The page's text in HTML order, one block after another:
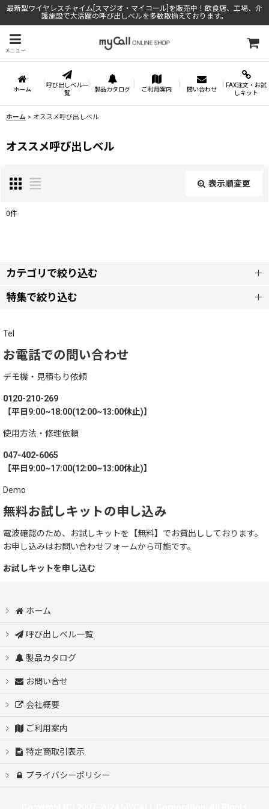
最新型ワイヤレスチャイム[スマジオ・マイコール]を販売中！飲食店、工場、介
護施設で大活躍の呼び出しベルを多数取揃えております。
メニュー
ホーム
呼び出しベル一
覧
製品カタログ ご利用案内 問い合わせ
FAX注文・お試
しキット
ホーム > オススメ呼び出しベル
オススメ呼び出しベル
表示順変更
並び順 :
0件
カテゴリで絞り込む
呼び出しベル 【単品】(フードコートタイプ)
代金の集計に
特集で絞り込む
ゲストレシーバー ZERO
硬貨選別計数機 コインカウンター
紙幣計数機 お札カウンター
ゲストレシーバー ZERO WHITE
ワイヤレスコールシステム WOLF
ゲストレシーバーZERO（Black/White）
WOLF
ZERO
Tel
お電話での問い合わせ
デモ機・見積もり依頼
0120-210-269
【平日9:00~18:00(12:00~13:00休止)】
使用方法・修理依頼
047-402-6065
【平日9:00~17:00(12:00~13:00休止)】
Demo
無料お試しキットの申し込み
電波確認のため、お試しキットを【無料】でお貸出ししております。
お申し込みはお問い合わせフォームから可能です。
お試しキットを申し込む
ホーム
呼び出しベル一覧
製品カタログ
お問い合せ
会社概要
ご利用案内
特定商取引表示
プライバシーポリシー